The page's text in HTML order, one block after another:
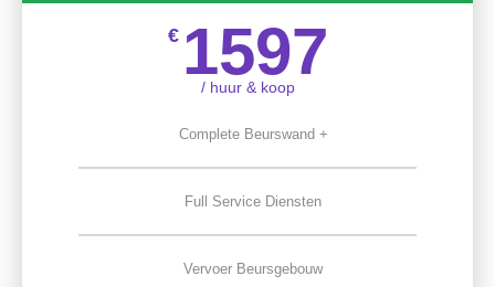
€ 1597
/ huur & koop
Complete Beurswand +
Full Service Diensten
Vervoer Beursgebouw